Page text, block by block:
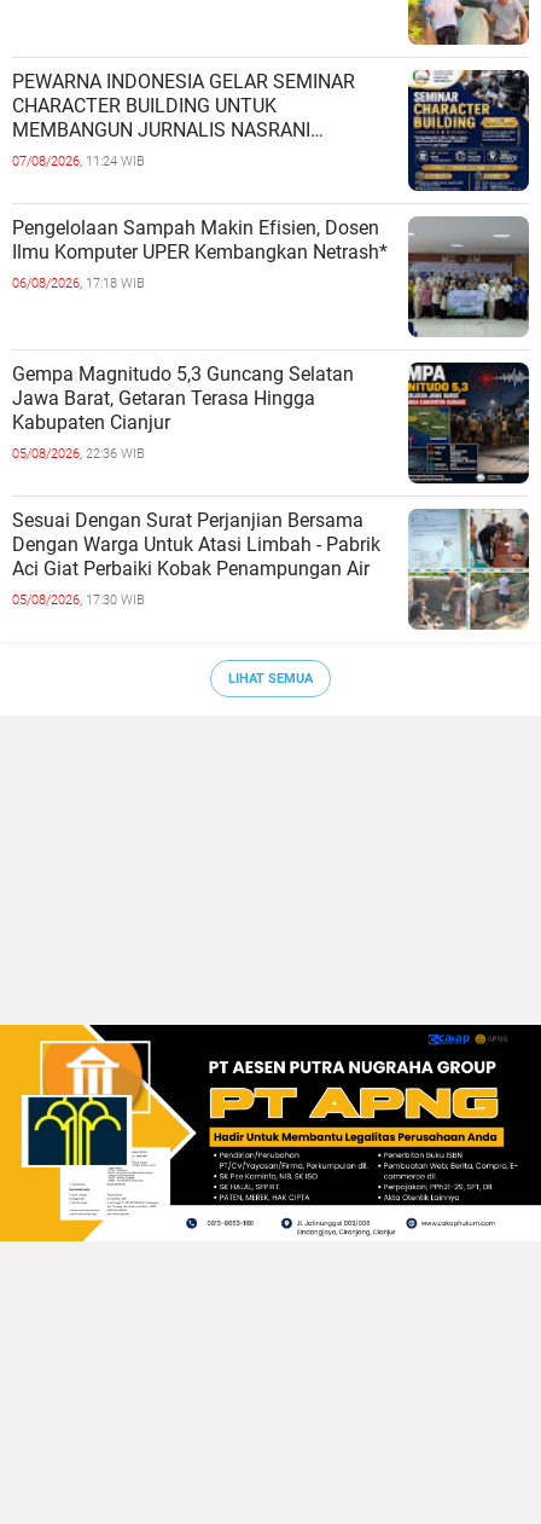
PEWARNA INDONESIA GELAR SEMINAR
CHARACTER BUILDING UNTUK
MEMBANGUN JURNALIS NASRANI
BERINTEGRITAS DAN BERDAMPAK*
07/08/2026, 11:24 WIB
Pengelolaan Sampah Makin Efisien, Dosen
Ilmu Komputer UPER Kembangkan Netrash*
06/08/2026, 17:18 WIB
Gempa Magnitudo 5,3 Guncang Selatan
Jawa Barat, Getaran Terasa Hingga
Kabupaten Cianjur
05/08/2026, 22:36 WIB
Sesuai Dengan Surat Perjanjian Bersama
Dengan Warga Untuk Atasi Limbah - Pabrik
Aci Giat Perbaiki Kobak Penampungan Air
05/08/2026, 17:30 WIB
LIHAT SEMUA